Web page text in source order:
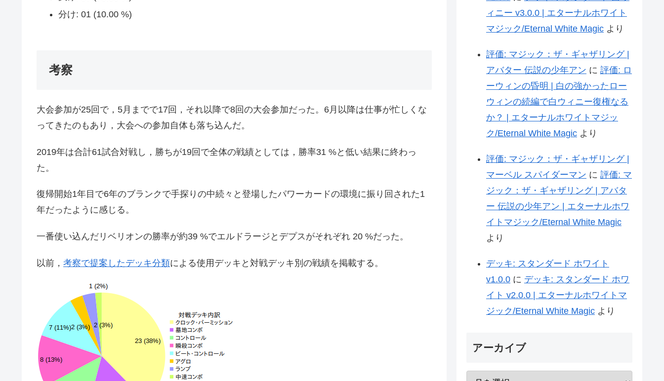
分け: 01 (10.00 %)
考察
大会参加が25回で，5月までで17回，それ以降で8回の大会参加だった。6月以降は仕事が忙しくな
ってきたのもあり，大会への参加自体も落ち込んだ。
2019年は合計61試合対戦し，勝ちが19回で全体の戦績としては，勝率31 %と低い結果に終わっ
た。
復帰開始1年目で6年のブランクで手探りの中続々と登場したパワーカードの環境に振り回された1
年だったように感じる。
一番使い込んだリベリオンの勝率が約39 %でエルドラージとデプスがそれぞれ 20 %だった。
以前， 考察で提案したデッキ分類による使用デッキと対戦デッキ別の戦績を掲載する。
ィニー v3.0.0 | エターナルホワイト
マジック/Eternal White Magic より
評価: マジック：ザ・ギャザリング |
アバター 伝説の少年アン に 評価: ロ
ーウィンの昏明 | 白の強かったロー
ウィンの続編で白ウィニー復権なる
か？ | エターナルホワイトマジッ
ク/Eternal White Magic より
評価: マジック：ザ・ギャザリング |
マーベル スパイダーマン に 評価: マ
ジック：ザ・ギャザリング | アバタ
ー 伝説の少年アン | エターナルホワ
イトマジック/Eternal White Magic
より
デッキ: スタンダード ホワイト
v1.0.0 に デッキ: スタンダード ホワ
イト v2.0.0 | エターナルホワイトマ
ジック/Eternal White Magic より
アーカイブ